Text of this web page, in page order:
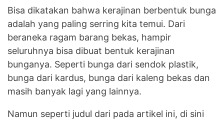
Bisa dikatakan bahwa kerajinan berbentuk bunga
adalah yang paling serring kita temui. Dari
beraneka ragam barang bekas, hampir
seluruhnya bisa dibuat bentuk kerajinan
bunganya. Seperti bunga dari sendok plastik,
bunga dari kardus, bunga dari kaleng bekas dan
masih banyak lagi yang lainnya.
Namun seperti judul dari pada artikel ini, di sini